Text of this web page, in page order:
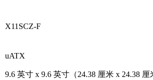
X11SCZ-F
uATX
9.6 英寸 x 9.6 英寸（24.38 厘米 x 24.38 厘